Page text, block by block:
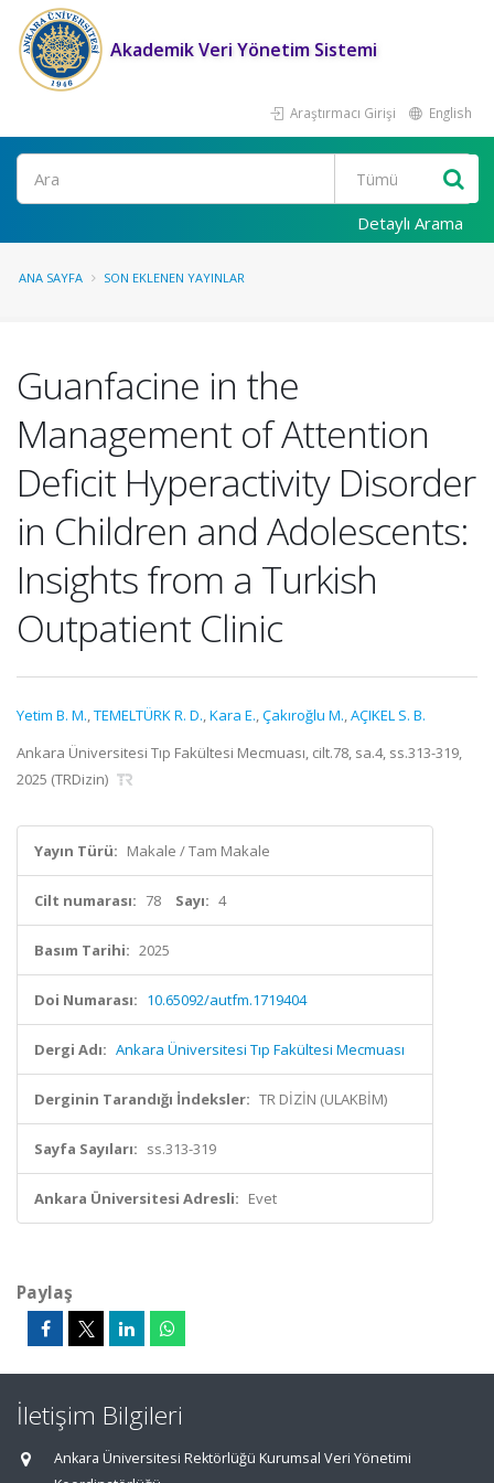
Akademik Veri Yönetim Sistemi
Araştırmacı Girişi English
Ara
Detaylı Arama
ANA SAYFA SON EKLENEN YAYINLAR
Guanfacine in the
Management of Attention
Deficit Hyperactivity Disorder
in Children and Adolescents:
Insights from a Turkish
Outpatient Clinic
Yetim B. M.,TEMELTÜRK R. D.,Kara E.,Çakıroğlu M.,AÇIKEL S. B.
Ankara Üniversitesi Tıp Fakültesi Mecmuası, cilt.78, sa.4, ss.313-319,
2025 (TRDizin)
Yayın Türü: Makale / Tam Makale
Cilt numarası: 78 Sayı: 4
Basım Tarihi: 2025
Doi Numarası: 10.65092/autfm.1719404
Dergi Adı: Ankara Üniversitesi Tıp Fakültesi Mecmuası
Derginin Tarandığı İndeksler: TR DİZİN (ULAKBİM)
Sayfa Sayıları: ss.313-319
Ankara Üniversitesi Adresli: Evet
Paylaş
İletişim Bilgileri
Ankara Üniversitesi Rektörlüğü Kurumsal Veri Yönetimi